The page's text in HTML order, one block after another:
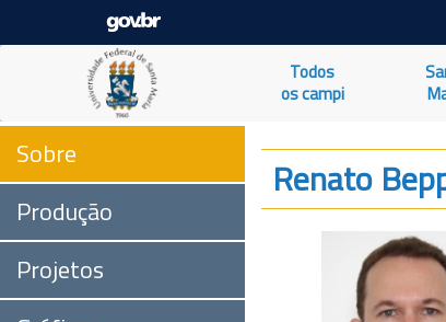
Todos
os campi
Sobre
Produção
Projetos
Renato